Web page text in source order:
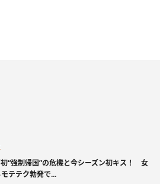
“強制帰国”の危機と今シーズン初キス！ 女
テテク勃発で...